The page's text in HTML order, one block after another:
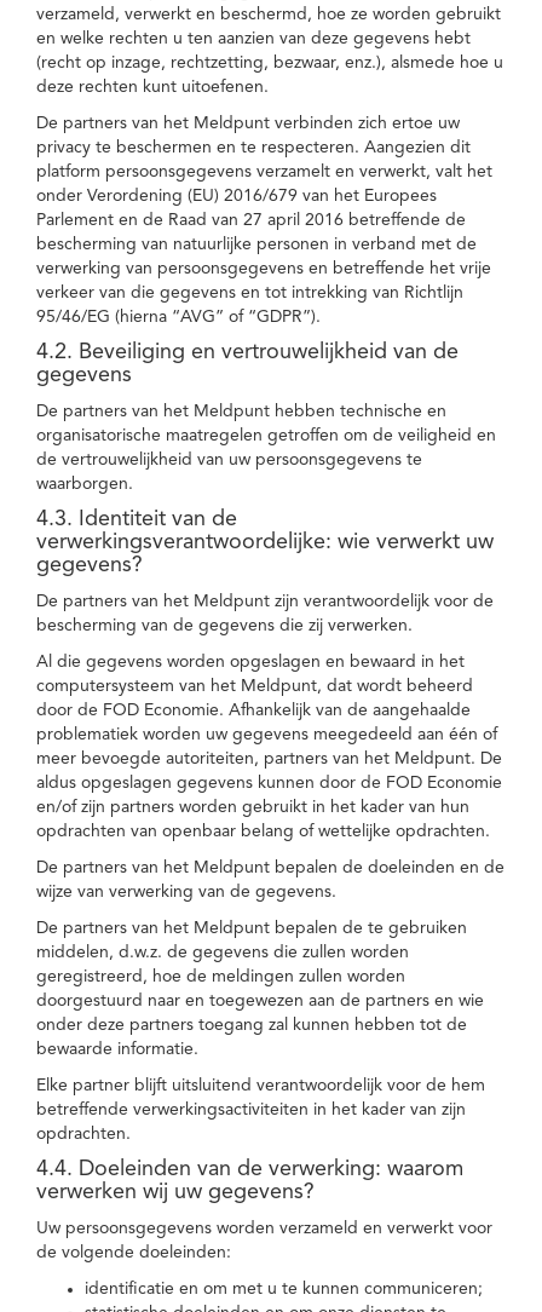
verzameld, verwerkt en beschermd, hoe ze worden gebruikt
en welke rechten u ten aanzien van deze gegevens hebt
(recht op inzage, rechtzetting, bezwaar, enz.), alsmede hoe u
deze rechten kunt uitoefenen.
De partners van het Meldpunt verbinden zich ertoe uw
privacy te beschermen en te respecteren. Aangezien dit
platform persoonsgegevens verzamelt en verwerkt, valt het
onder Verordening (EU) 2016/679 van het Europees
Parlement en de Raad van 27 april 2016 betreffende de
bescherming van natuurlijke personen in verband met de
verwerking van persoonsgegevens en betreffende het vrije
verkeer van die gegevens en tot intrekking van Richtlijn
95/46/EG (hierna “AVG” of “GDPR”).
4.2. Beveiliging en vertrouwelijkheid van de
gegevens
De partners van het Meldpunt hebben technische en
organisatorische maatregelen getroffen om de veiligheid en
de vertrouwelijkheid van uw persoonsgegevens te
waarborgen.
4.3. Identiteit van de
verwerkingsverantwoordelijke: wie verwerkt uw
gegevens?
De partners van het Meldpunt zijn verantwoordelijk voor de
bescherming van de gegevens die zij verwerken.
Al die gegevens worden opgeslagen en bewaard in het
computersysteem van het Meldpunt, dat wordt beheerd
door de FOD Economie. Afhankelijk van de aangehaalde
problematiek worden uw gegevens meegedeeld aan één of
meer bevoegde autoriteiten, partners van het Meldpunt. De
aldus opgeslagen gegevens kunnen door de FOD Economie
en/of zijn partners worden gebruikt in het kader van hun
opdrachten van openbaar belang of wettelijke opdrachten.
De partners van het Meldpunt bepalen de doeleinden en de
wijze van verwerking van de gegevens.
De partners van het Meldpunt bepalen de te gebruiken
middelen, d.w.z. de gegevens die zullen worden
geregistreerd, hoe de meldingen zullen worden
doorgestuurd naar en toegewezen aan de partners en wie
onder deze partners toegang zal kunnen hebben tot de
bewaarde informatie.
Elke partner blijft uitsluitend verantwoordelijk voor de hem
betreffende verwerkingsactiviteiten in het kader van zijn
opdrachten.
4.4. Doeleinden van de verwerking: waarom
verwerken wij uw gegevens?
Uw persoonsgegevens worden verzameld en verwerkt voor
de volgende doeleinden:
identificatie en om met u te kunnen communiceren;